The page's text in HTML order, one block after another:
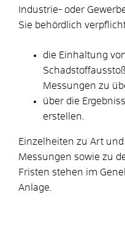
Industrie- oder
Sie behördlich
die Einhaltung
Messungen zu
über die
erstellen.
Einzelheiten zu Art
Messungen sowie zu
Fristen stehen im
Anlage.